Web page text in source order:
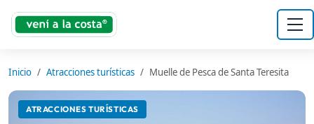
Inicio Atracciones turísticas Muelle de Pesca de Santa Teresita
ATRACCIONES TURÍSTICAS